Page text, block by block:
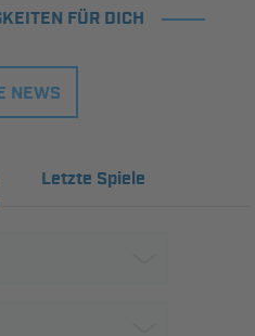
FÜR DICH
NEWS
Letzte Spiele